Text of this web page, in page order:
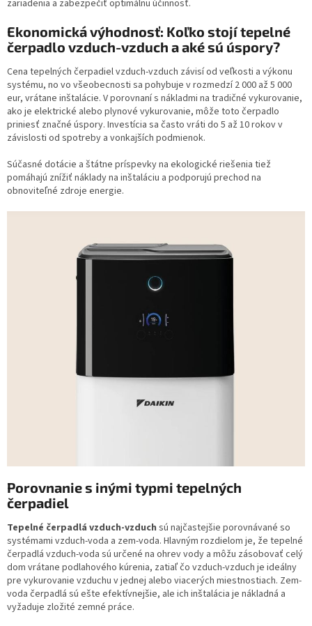
zariadenia a zabezpečiť optimálnu účinnosť.
Ekonomická výhodnosť: Koľko stojí tepelné
čerpadlo vzduch-vzduch a aké sú úspory?
Cena tepelných čerpadiel vzduch-vzduch závisí od veľkosti a výkonu
systému, no vo všeobecnosti sa pohybuje v rozmedzí 2 000 až 5 000
eur, vrátane inštalácie. V porovnaní s nákladmi na tradičné vykurovanie,
ako je elektrické alebo plynové vykurovanie, môže toto čerpadlo
priniesť značné úspory. Investícia sa často vráti do 5 až 10 rokov v
závislosti od spotreby a vonkajších podmienok.
Súčasné dotácie a štátne príspevky na ekologické riešenia tiež
pomáhajú znížiť náklady na inštaláciu a podporujú prechod na
obnoviteľné zdroje energie.
Porovnanie s inými typmi tepelných
čerpadiel
Tepelné čerpadlá vzduch-vzduch sú najčastejšie porovnávané so
systémami vzduch-voda a zem-voda. Hlavným rozdielom je, že tepelné
čerpadlá vzduch-voda sú určené na ohrev vody a môžu zásobovať celý
dom vrátane podlahového kúrenia, zatiaľ čo vzduch-vzduch je ideálny
pre vykurovanie vzduchu v jednej alebo viacerých miestnostiach. Zem-
voda čerpadlá sú ešte efektívnejšie, ale ich inštalácia je nákladná a
vyžaduje zložité zemné práce.